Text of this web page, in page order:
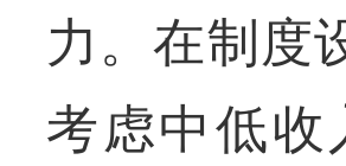
力。在制度
考虑中低收